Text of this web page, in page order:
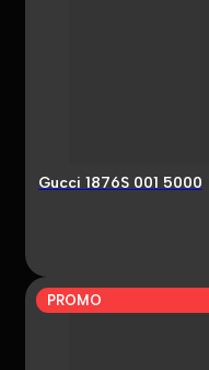
Gucci 1876S 001 5000
PROMO